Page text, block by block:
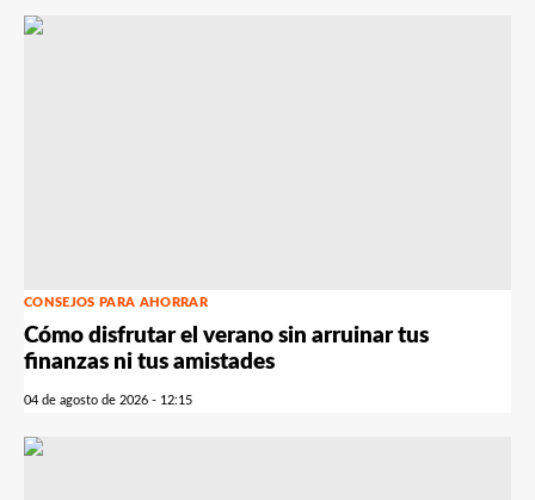
CONSEJOS PARA AHORRAR
Cómo disfrutar el verano sin arruinar tus
finanzas ni tus amistades
04 de agosto de 2026 - 12:15